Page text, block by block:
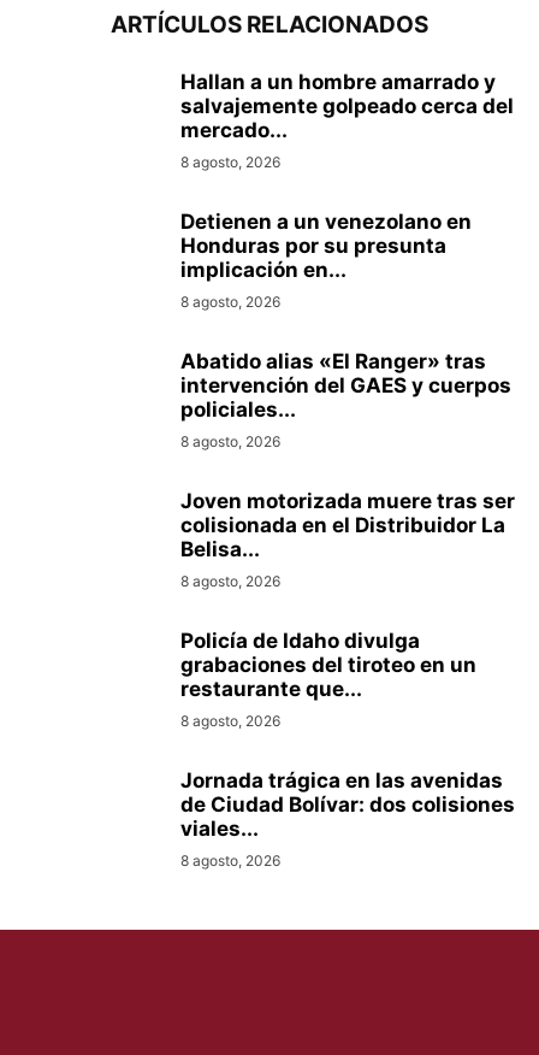
ARTÍCULOS RELACIONADOS
Hallan a un hombre amarrado y
salvajemente golpeado cerca del
mercado...
8 agosto, 2026
Detienen a un venezolano en
Honduras por su presunta
implicación en...
8 agosto, 2026
Abatido alias «El Ranger» tras
intervención del GAES y cuerpos
policiales...
8 agosto, 2026
Joven motorizada muere tras ser
colisionada en el Distribuidor La
Belisa...
8 agosto, 2026
Policía de Idaho divulga
grabaciones del tiroteo en un
restaurante que...
8 agosto, 2026
Jornada trágica en las avenidas
de Ciudad Bolívar: dos colisiones
viales...
8 agosto, 2026